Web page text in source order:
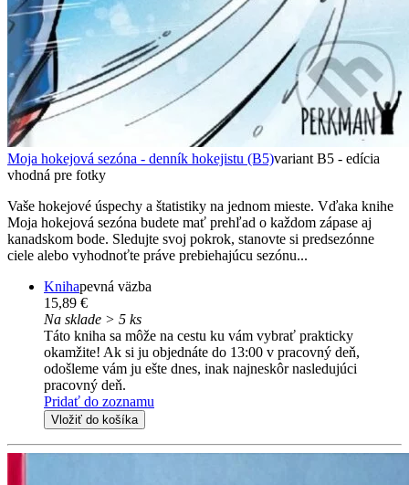
Moja hokejová sezóna - denník hokejistu (B5)variant B5 - edícia
vhodná pre fotky
Vaše hokejové úspechy a štatistiky na jednom mieste. Vďaka knihe
Moja hokejová sezóna budete mať prehľad o každom zápase aj
kanadskom bode. Sledujte svoj pokrok, stanovte si predsezónne
ciele alebo vyhodnoťte práve prebiehajúcu sezónu...
Knihapevná väzba
15,89 €
Na sklade > 5 ks
Táto kniha sa môže na cestu ku vám vybrať prakticky
okamžite! Ak si ju objednáte do 13:00 v pracovný deň,
odošleme vám ju ešte dnes, inak najneskôr nasledujúci
pracovný deň.
Pridať do zoznamu
Vložiť do košíka